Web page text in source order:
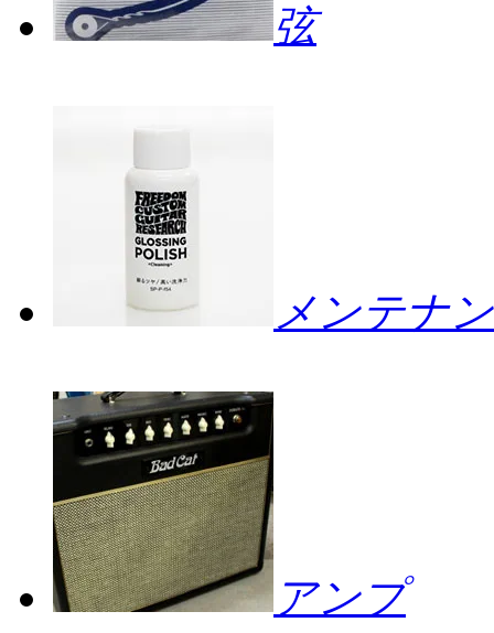
弦
メンテナ
アンプ